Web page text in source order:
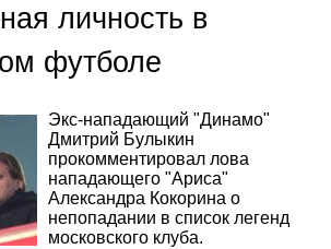
личность в
футболе
Экс-нападающий "Динамо"
Дмитрий Булыкин
прокомментировал лова
нападающего "Ариса"
Александра Кокорина о
непопадании в список легенд
московского клуба.